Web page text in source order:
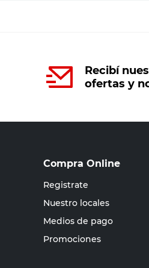
Recibí
ofertas y
Compra Online
Registrate
Nuestro locales
Medios de pago
Promociones